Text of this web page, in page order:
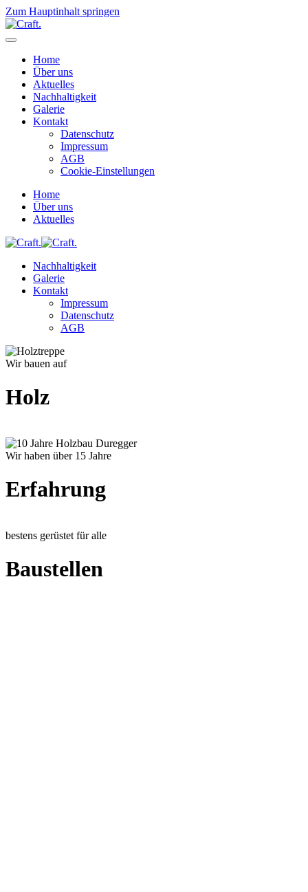
Zum Hauptinhalt springen
Home
Über uns
Aktuelles
Nachhaltigkeit
Galerie
Kontakt
Datenschutz
Impressum
AGB
Cookie-Einstellungen
Home
Über uns
Aktuelles
Nachhaltigkeit
Galerie
Kontakt
Impressum
Datenschutz
AGB
Wir bauen auf
Holz
Wir haben über 15 Jahre
Erfahrung
bestens gerüstet für alle
Baustellen